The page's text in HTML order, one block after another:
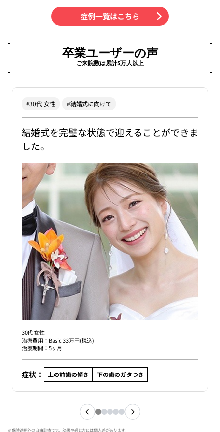
症例一覧はこちら
卒業ユーザーの声
ご来院数は累計5万人以上
#30代 女性 #結婚式に向けて
結婚式を完璧な状態で迎えることができま
した。
30代 女性
治療費用：Basic 33万円(税込)
治療期間：5ヶ月
症状： 上の前歯の傾き 下の歯のガタつき
※保険適用外の自由診療です。効果や感じ方には個人差があります。